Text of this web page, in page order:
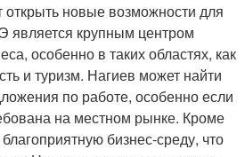
новые возможности для
является крупным центром
особенно в таких областях, как
и туризм. Нагиев может найти
по работе, особенно если
на местном рынке. Кроме
бизнес-среду, что